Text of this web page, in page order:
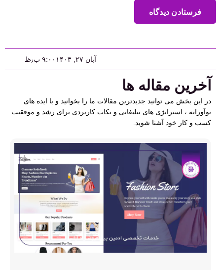
فرستادن دیدگاه
آبان ۲۷, ۱۴۰۳ ۹:۰۰ ب٫ظ
آخرین مقاله ها
در این بخش می توانید جدیدترین مقالات ما را بخوانید و با ایده های
نوآورانه ، استراتژی های تبلیغاتی و نکات کاربردی برای رشد و موفقیت
کسب و کار خود آشنا شوید.